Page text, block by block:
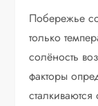
Побережье
только
солёность
факторы
сталкиваются